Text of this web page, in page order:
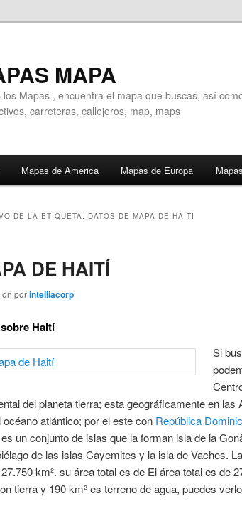
MAPA
los Mapas , encuentra el mapa que buscas, así
carreteras, callejeros, map, maps
Mapas de America Mapas de Europa
DE LA ETIQUETA: DATOS DE MAPA DE HAITI
DE HAITÍ
on porintelliacorp
Haití
Si
del planeta tierra; esta geográficamente en
océano atlántico; por el este con República
un conjunto de islas que la forman isla de la
de las islas Cayemites y la isla de Vaches.
km². su área total es de El área total es de
tierra y 190 km² es terreno de agua, puedes